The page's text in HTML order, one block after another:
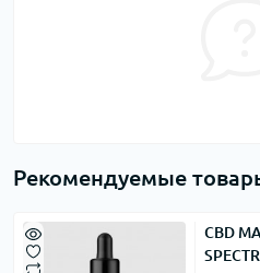
Рекомендуемые
CBD